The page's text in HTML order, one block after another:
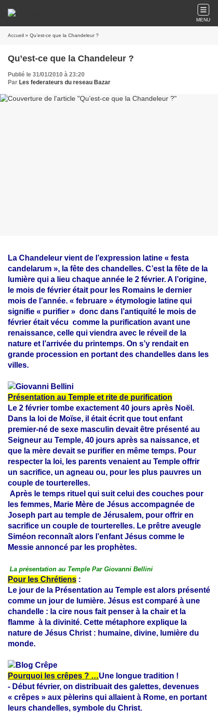
MENU
Accueil » Qu’est-ce que la Chandeleur ?
Qu’est-ce que la Chandeleur ?
Publié le 31/01/2010 à 23:20
Par Les federateurs du reseau Bazar
La Chandeleur vient de l’expression latine « festa
candelarum », la fête des chandelles. C’est la fête de la
lumière qui a lieu chaque année le 2 février. A l’origine,
le mois de février était pour les Romains le dernier
mois de l’année. « februare » étymologie latine qui
signifie « purifier » donc dans l’antiquité le mois de
février était vécu comme la purification avant une
renaissance, celle qui viendra avec le réveil de la
nature et l’arrivée du printemps. On s’y rendait en
grande procession en portant des chandelles dans les
villes.
Présentation au Temple et rite de purification
Le 2 février tombe exactement 40 jours après Noël.
Dans la loi de Moïse, il était écrit que tout enfant
premier-né de sexe masculin devait être présenté au
Seigneur au Temple, 40 jours après sa naissance, et
que la mère devait se purifier en même temps. Pour
respecter la loi, les parents venaient au Temple offrir
un sacrifice, un agneau ou, pour les plus pauvres un
couple de tourterelles.
Après le temps rituel qui suit celui des couches pour
les femmes, Marie Mère de Jésus accompagnée de
Joseph part au temple de Jérusalem, pour offrir en
sacrifice un couple de tourterelles. Le prêtre aveugle
Siméon reconnaît alors l’enfant Jésus comme le
Messie annoncé par les prophètes.
La présentation au Temple Par Giovanni Bellini
Pour les Chrétiens :
Le jour de la Présentation au Temple est alors présenté
comme un jour de lumière. Jésus est comparé à une
chandelle : la cire nous fait penser à la chair et la
flamme à la divinité. Cette métaphore explique la
nature de Jésus Christ : humaine, divine, lumière du
monde.
Pourquoi les crêpes ? …Une longue tradition !
- Début février, on distribuait des galettes, devenues
« crêpes » aux pèlerins qui allaient à Rome, en portant
leurs chandelles, symbole du Christ.